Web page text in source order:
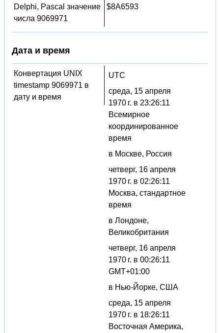
Delphi, Pascal значение
числа 9069971
$8A6593
Дата и время
Конвертация UNIX
timestamp 9069971 в
дату и время
UTC
среда, 15 апреля
1970 г. в 23:26:11
Всемирное
координированное
время
в Москве, Россия
четверг, 16 апреля
1970 г. в 02:26:11
Москва, стандартное
время
в Лондоне,
Великобритания
четверг, 16 апреля
1970 г. в 00:26:11
GMT+01:00
в Нью-Йорке, США
среда, 15 апреля
1970 г. в 18:26:11
Восточная Америка,